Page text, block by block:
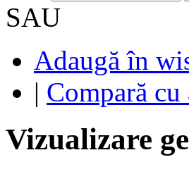
SAU
Adaugă în
| Compară
Vizualizare